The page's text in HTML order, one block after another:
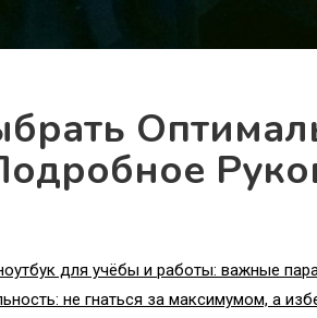
для учёбы и работы: важные
не гнаться за максимумом, а